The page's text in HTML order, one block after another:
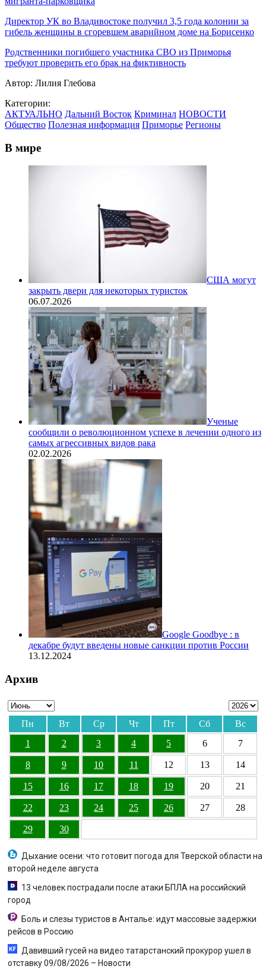
Директор УК во Владивостоке получил 3,5 года колонии за
гибель женщины в сгоревшем аварийном доме на Борисенко
Родственники погибшего участника СВО из Приморья
требуют проверить его брак на фиктивность
Автор: Лилия Глебова
Категории:
АКТУАЛЬНО Дальний Восток Криминал НОВОСТИ
Общество Полезная информация Приморье Регионы
В мире
США могут
закрыть двери для некоторых туристок
06.07.2026
Ученые
сообщили о революционном успехе в лечении одного из
самых агрессивных видов рака
02.02.2026
Google Goodbye : в
декабре будут введены новые санкции против России
13.12.2024
Архив
Пн Вт Ср Чт Пт Сб
Вс
1
2 3 4 5 6 7
8 9 10 11 12 13 14
15 16 17 18 19 20 21
22 23 24 25 26 27 28
29 30
Дыхание осени: что готовит погода для Тверской области на
второй неделе августа
13 человек пострадали после атаки БПЛА на российский
город
Боль и слезы туристов в Анталье: идут массовые задержки
рейсов в Россию
Давивший гусей на видео татарстанский прокурор ушел в
отставку 09/08/2026 – Новости